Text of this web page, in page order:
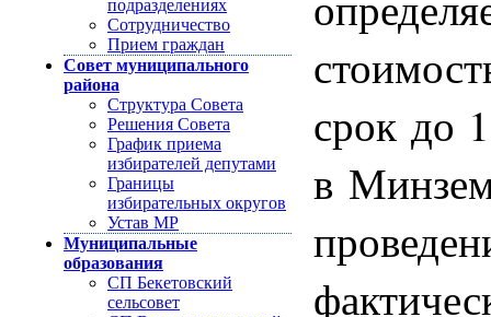
подразделениях
Сотрудничество
Прием граждан
Совет муниципального
района
Структура Совета
Решения Совета
График приема
избирателей депутами
Границы
избирательных округов
Устав МР
Муниципальные
образования
СП Бекетовский
сельсовет
срок до
в